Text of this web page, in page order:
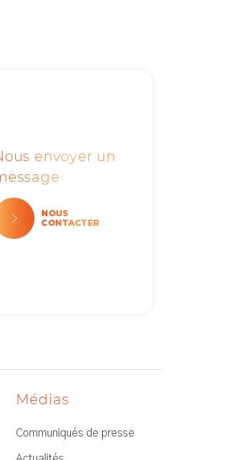
envoyer un
NOUS
CONTACTER
Médias
Communiqués de presse